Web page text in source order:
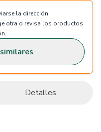
la dirección
otra o revisa los productos
Detalles